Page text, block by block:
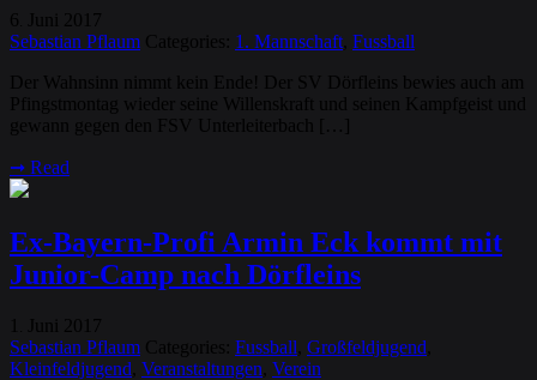
6
2017
Sebastian Pflaum Categories: 1. Mannschaft Fussball
Der Wahnsinn nimmt kein Ende! Der SV Dörfleins bewies auch am
Pfingstmontag wieder seine Willenskraft und seinen Kampfgeist und
gewann gegen den FSV Unterleiterbach […]
➞ Read
Ex-Bayern-Profi Armin Eck kommt mit
Junior-Camp nach Dörfleins
2017
Sebastian Pflaum Categories: Fussball Großfeldjugend
Kleinfeldjugend Veranstaltungen Verein